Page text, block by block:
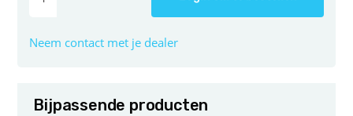
Neem contact met je dealer
Bijpassende producten